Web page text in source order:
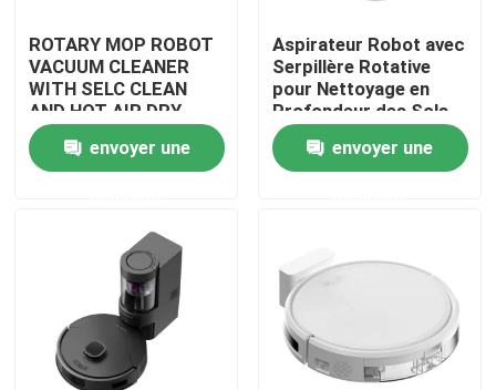
Produits
ROTARY MOP ROBOT
VACUUM CLEANER
WITH SELC CLEAN
AND HOT AIR DRY
MOP
envoyer une
Aspirateur Robot avec
Serpillère Rotative
pour Nettoyage en
Profondeur des Sols
envoyer une